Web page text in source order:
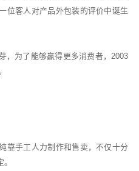
位客人对产品外包装的评价中诞生
，为了能够赢得更多消费者，2003
靠手工人力制作和售卖，不仅十分